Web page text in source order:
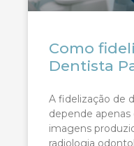
Como
Dentista
A fidelização de
depende apenas
imagens
radiologia